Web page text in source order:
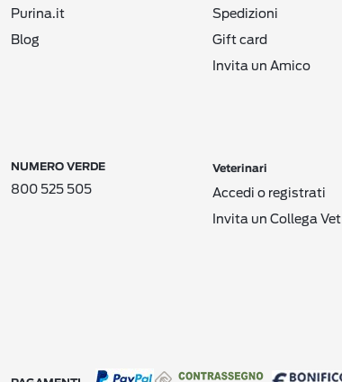
Purina.it
Blog
Spedizioni
Gift card
Invita un Amico
Veterinari
Accedi o registrati
Invita un Collega Vet
NUMERO VERDE
800 525 505